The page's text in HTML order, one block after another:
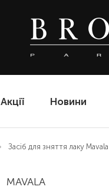
Акції Новини
Засіб для зняття лаку
MAVALA